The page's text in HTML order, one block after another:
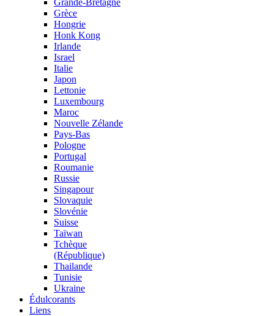
Grande-Bretagne
Grèce
Hongrie
Honk Kong
Irlande
Israel
Italie
Japon
Lettonie
Luxembourg
Maroc
Nouvelle Zélande
Pays-Bas
Pologne
Portugal
Roumanie
Russie
Singapour
Slovaquie
Slovénie
Suisse
Taïwan
Tchèque
(République)
Thailande
Tunisie
Ukraine
Édulcorants
Liens